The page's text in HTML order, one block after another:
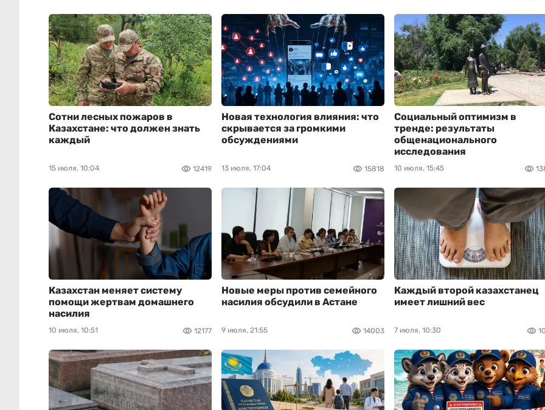
Сотни лесных пожаров в
Казахстане: что должен знать
каждый
15 июля, 10:04 12419
Новая технология влияния: что
скрывается за громкими
обсуждениями
13 июля, 17:04 15818
Социальный оптимизм в
тренде: результаты
общенационального
исследования
10 июля, 15:45
Казахстан меняет систему
помощи жертвам домашнего
насилия
10 июля, 10:51 12177
Новые меры против семейного
насилия обсудили в Астане
9 июля, 21:55 14003
Каждый второй казахстанец
имеет лишний вес
7 июля, 10:30